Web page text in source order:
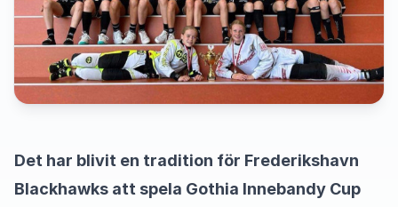
Det har blivit en tradition för Frederikshavn
Blackhawks att spela Gothia Innebandy Cup